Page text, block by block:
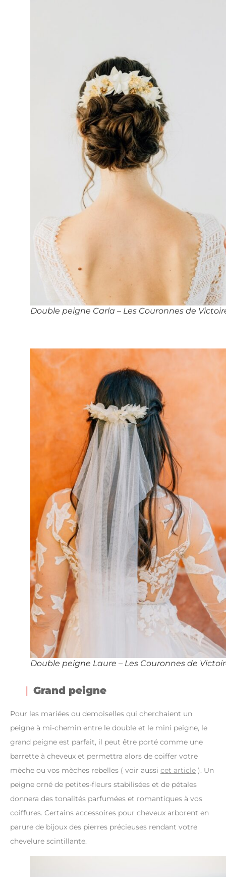
Double peigne Carla – Les Couronnes de
Double peigne Laure – Les Couronnes de
Grand peigne
Pour les mariées ou demoiselles qui cherchaient un
peigne à mi-chemin entre le double et le mini peigne, le
grand peigne est parfait, il peut être porté comme une
barrette à cheveux et permettra alors de coiffer votre
mèche ou vos mèches rebelles ( voir aussi cet article ). Un
peigne orné de petites-fleurs stabilisées et de pétales
donnera des tonalités parfumées et romantiques à vos
coiffures. Certains accessoires pour cheveux arborent en
parure de bijoux des pierres précieuses rendant votre
chevelure scintillante.